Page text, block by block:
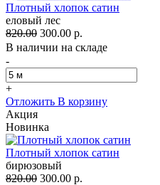
Плотный хлопок сатин
еловый лес
820.00 300.00 р.
В наличии на складе
-
+
Отложить В корзину
Акция
Новинка
Плотный хлопок сатин
бирюзовый
820.00 300.00 р.